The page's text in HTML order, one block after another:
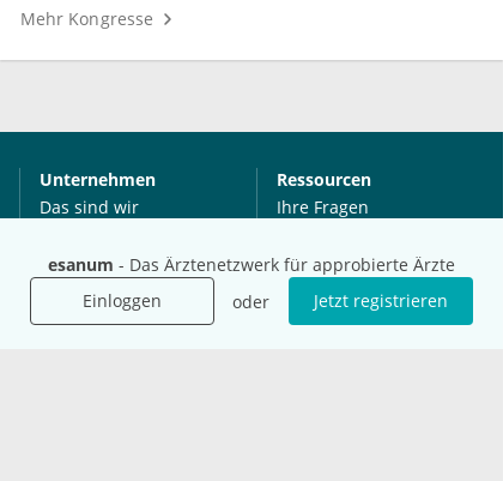
esanum - Das Ärztenetzwerk für approbierte Ärzte
Einloggen
oder Jetzt registrieren
Mehr Kongresse
Unternehmen
Das sind wir
Für Agenturen
Mediadaten
Presse
Ressourcen
Ihre Fragen